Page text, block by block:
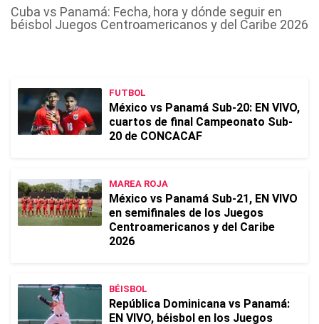
Cuba vs Panamá: Fecha, hora y dónde seguir en
béisbol Juegos Centroamericanos y del Caribe 2026
FUTBOL
México vs Panamá Sub-20: EN VIVO,
cuartos de final Campeonato Sub-
20 de CONCACAF
MAREA ROJA
México vs Panamá Sub-21, EN VIVO
en semifinales de los Juegos
Centroamericanos y del Caribe
2026
BÉISBOL
República Dominicana vs Panamá:
EN VIVO, béisbol en los Juegos